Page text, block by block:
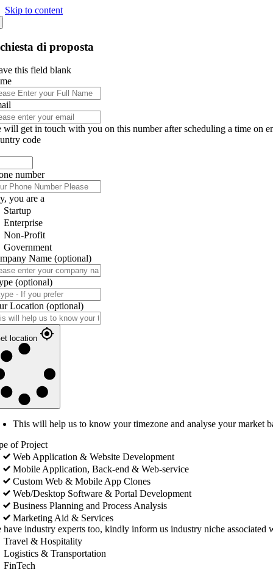
Skip to content
di proposta
this field blank
will get in touch with you on this number after scheduling a time on
code
number
you are a
Startup
Enterprise
Non-Profit
Government
Name (optional)
(optional)
Location (optional)
location
This will help us to know your timezone and analyse your market
of Project
Web Application & Website Development
Mobile Application, Back-end & Web-service
Custom Web & Mobile App Clones
Web/Desktop Software & Portal Development
Business Planning and Process Analysis
Marketing Aid & Services
have industry experts too, kindly inform us industry niche associated
Travel & Hospitality
Logistics & Transportation
FinTech